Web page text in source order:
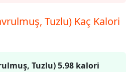
Tuzlu) Kaç Kalori
Tuzlu) 5.98 kalori